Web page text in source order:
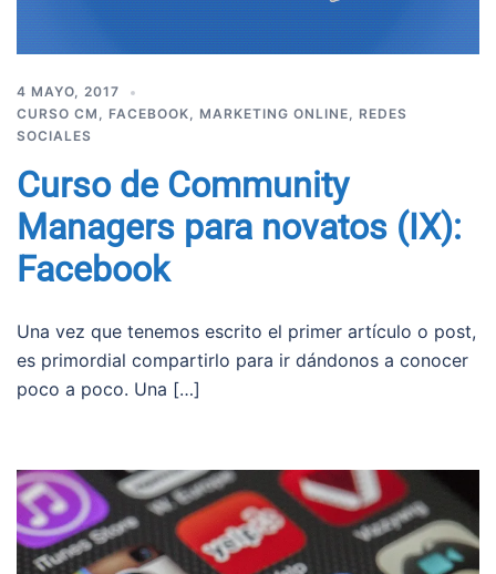
4 MAYO, 2017
CURSO CM , FACEBOOK, MARKETING ONLINE, REDES
SOCIALES
Curso de Community
Managers para novatos (IX):
Facebook
Una vez que tenemos escrito el primer artículo o post,
es primordial compartirlo para ir dándonos a conocer
poco a poco. Una […]